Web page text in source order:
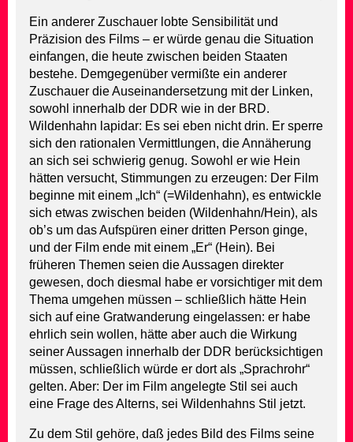
Ein anderer Zuschauer lobte Sensibilität und
Präzision des Films – er würde genau die Situation
einfangen, die heute zwischen beiden Staaten
bestehe. Demgegenüber vermißte ein anderer
Zuschauer die Auseinandersetzung mit der Linken,
sowohl innerhalb der DDR wie in der BRD.
Wildenhahn lapidar: Es sei eben nicht drin. Er sperre
sich den rationalen Vermittlungen, die Annäherung
an sich sei schwierig genug. Sowohl er wie Hein
hätten versucht, Stimmungen zu erzeugen: Der Film
beginne mit einem „Ich“ (=Wildenhahn), es entwickle
sich etwas zwischen beiden (Wildenhahn/Hein), als
ob’s um das Aufspüren einer dritten Person ginge,
und der Film ende mit einem „Er“ (Hein). Bei
früheren Themen seien die Aussagen direkter
gewesen, doch diesmal habe er vorsichtiger mit dem
Thema umgehen müssen – schließlich hätte Hein
sich auf eine Gratwanderung eingelassen: er habe
ehrlich sein wollen, hätte aber auch die Wirkung
seiner Aussagen innerhalb der DDR berücksichtigen
müssen, schließlich würde er dort als „Sprachrohr“
gelten. Aber: Der im Film angelegte Stil sei auch
eine Frage des Alterns, sei Wildenhahns Stil jetzt.
Zu dem Stil gehöre, daß jedes Bild des Films seine